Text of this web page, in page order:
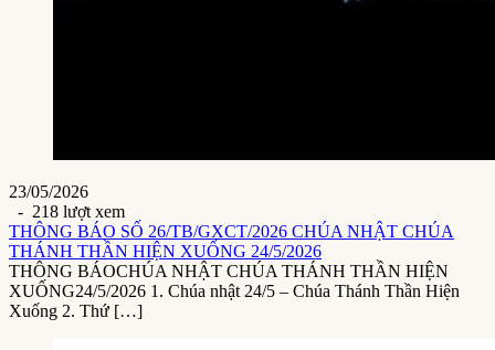
23/05/2026
- 218 lượt xem
THÔNG BÁO SỐ 26/TB/GXCT/2026 CHÚA NHẬT CHÚA
THÁNH THẦN HIỆN XUỐNG 24/5/2026
THÔNG BÁOCHÚA NHẬT CHÚA THÁNH THẦN HIỆN
XUỐNG24/5/2026 1. Chúa nhật 24/5 – Chúa Thánh Thần Hiện
Xuống 2. Thứ […]